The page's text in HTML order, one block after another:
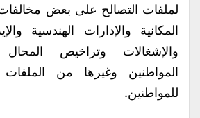
لملفات التصالح على بعض مخالفات
المكانية والإدارات الهندسية
والإشغالات وتراخيص
المواطنين وغيرها من الملفات
للمواطنين.